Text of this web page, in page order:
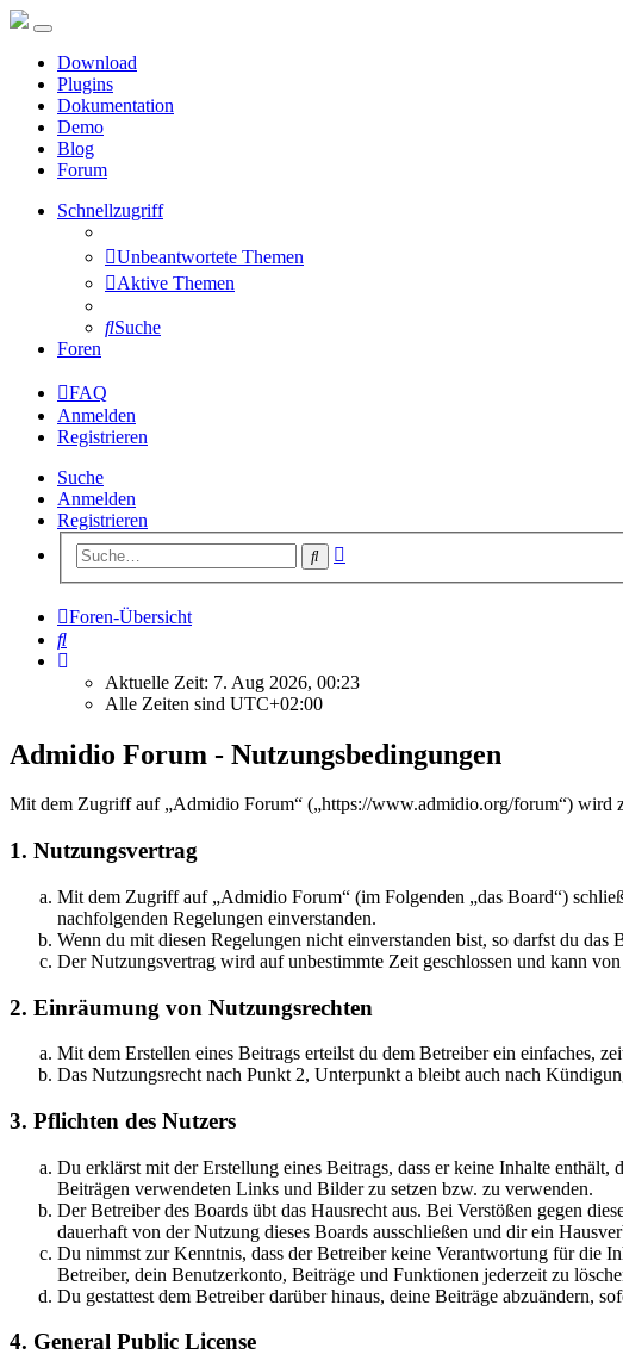
Download
Plugins
Dokumentation
Demo
Blog
Forum
Schnellzugriff
Unbeantwortete Themen
Aktive Themen
Suche
Foren
FAQ
Anmelden
Registrieren
Suche
Anmelden
Registrieren
Suche
Foren-Übersicht
Suche
Aktuelle Zeit: 7. Aug 2026, 00:23
Alle Zeiten sind UTC+02:00
Admidio Forum - Nutzungsbedingungen
Mit dem Zugriff auf „Admidio Forum“ („https://www.admidio.org/forum“) wird
1. Nutzungsvertrag
Mit dem Zugriff auf „Admidio Forum“ (im Folgenden „das Board“)
nachfolgenden Regelungen einverstanden.
Wenn du mit diesen Regelungen nicht einverstanden bist, so darfst du
Der Nutzungsvertrag wird auf unbestimmte Zeit geschlossen und kann
2. Einräumung von Nutzungsrechten
Mit dem Erstellen eines Beitrags erteilst du dem Betreiber ein einfaches,
Das Nutzungsrecht nach Punkt 2, Unterpunkt a bleibt auch nach
3. Pflichten des Nutzers
Du erklärst mit der Erstellung eines Beitrags, dass er keine Inhalte enthält,
Beiträgen verwendeten Links und Bilder zu setzen bzw. zu verwenden.
Der Betreiber des Boards übt das Hausrecht aus. Bei Verstößen gegen
dauerhaft von der Nutzung dieses Boards ausschließen und dir ein
Du nimmst zur Kenntnis, dass der Betreiber keine Verantwortung für die
Betreiber, dein Benutzerkonto, Beiträge und Funktionen jederzeit zu
Du gestattest dem Betreiber darüber hinaus, deine Beiträge abzuändern,
4. General Public License